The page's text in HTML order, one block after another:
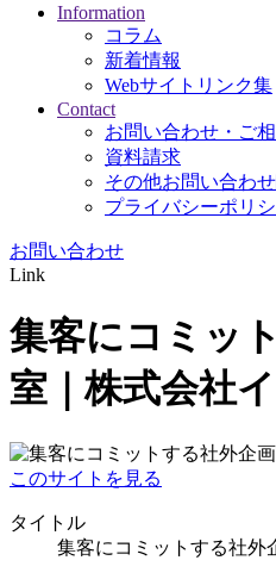
Information
コラム
新着情報
Webサイトリンク集
Contact
お問い合わせ・ご
資料請求
その他お問い合わせ
プライバシーポリ
お問い合わせ
Link
集客にコミッ
室｜株式会社
このサイトを見る
タイトル
集客にコミットする社外